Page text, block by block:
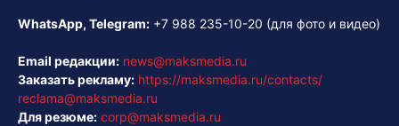
WhatsApp, Telegram: +7 988 235-10-20 (для фото и видео)
Email редакции: news@maksmedia.ru
Заказать рекламу: https://maksmedia.ru/contacts/
reclama@maksmedia.ru
Для резюме: corp@maksmedia.ru